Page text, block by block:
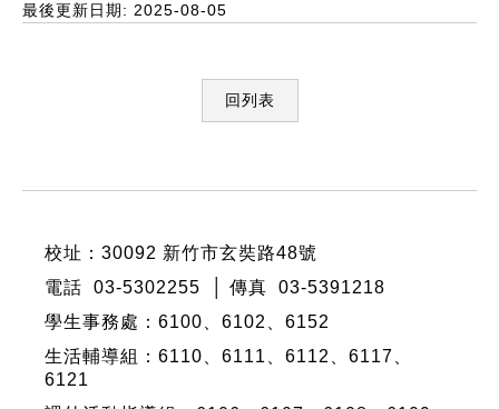
最後更新日期: 2025-08-05
回列表
校址：30092 新竹市玄奘路48號
電話 03-5302255 │ 傳真 03-5391218
學生事務處：6100、6102、6152
生活輔導組：6110、6111、6112、6117、
6121